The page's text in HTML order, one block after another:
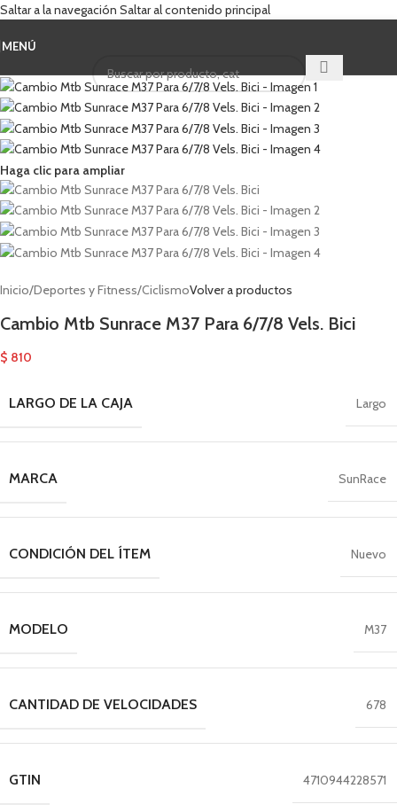
Saltar a la navegación Saltar al contenido principal
MENÚ
Cuando hay
Haga clic para ampliar
Inicio/Deportes y Fitness/CiclismoVolver a productos
Cambio Mtb Sunrace M37 Para 6/7/8 Vels. Bici
$ 810
LARGO DE LA CAJA Largo
MARCA SunRace
CONDICIÓN DEL ÍTEM Nuevo
MODELO M37
CANTIDAD DE VELOCIDADES 678
GTIN 4710944228571